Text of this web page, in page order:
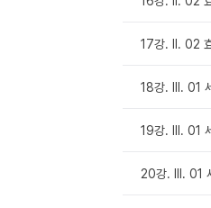
17강. Ⅱ. 02
18강. Ⅲ. 01
19강. Ⅲ. 01
20강. Ⅲ. 01